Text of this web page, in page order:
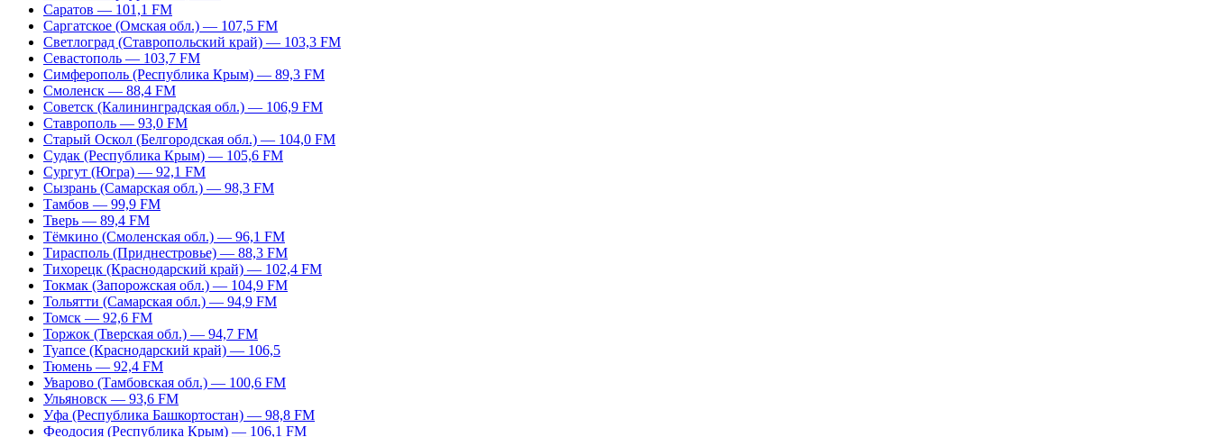
Саратов — 101,1 FM
Саргатское (Омская обл.) — 107,5 FM
Светлоград (Ставропольский край) — 103,3 FM
Севастополь — 103,7 FM
Симферополь (Республика Крым) — 89,3 FM
Смоленск — 88,4 FM
Советск (Калининградская обл.) — 106,9 FM
Ставрополь — 93,0 FM
Старый Оскол (Белгородская обл.) — 104,0 FM
Судак (Республика Крым) — 105,6 FM
Сургут (Югра) — 92,1 FM
Сызрань (Самарская обл.) — 98,3 FM
Тамбов — 99,9 FM
Тверь — 89,4 FM
Тёмкино (Смоленская обл.) — 96,1 FM
Тирасполь (Приднестровье) — 88,3 FM
Тихорецк (Краснодарский край) — 102,4 FM
Токмак (Запорожская обл.) — 104,9 FM
Тольятти (Самарская обл.) — 94,9 FM
Томск — 92,6 FM
Торжок (Тверская обл.) — 94,7 FM
Туапсе (Краснодарский край) — 106,5
Тюмень — 92,4 FM
Уварово (Тамбовская обл.) — 100,6 FM
Ульяновск — 93,6 FM
Уфа (Республика Башкортостан) — 98,8 FM
Феодосия (Республика Крым) — 106,1 FM